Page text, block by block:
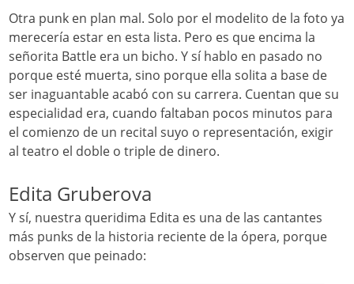
Otra punk en plan mal. Solo por el modelito de la foto ya
merecería estar en esta lista. Pero es que encima la
señorita Battle era un bicho. Y sí hablo en pasado no
porque esté muerta, sino porque ella solita a base de
ser inaguantable acabó con su carrera. Cuentan que su
especialidad era, cuando faltaban pocos minutos para
el comienzo de un recital suyo o representación, exigir
al teatro el doble o triple de dinero.
Edita Gruberova
Y sí, nuestra queridima Edita es una de las cantantes
más punks de la historia reciente de la ópera, porque
observen que peinado: